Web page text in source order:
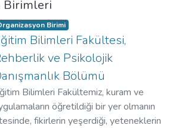
Birimleri
Birimi
Bilimleri Fakültesi,
ve Psikolojik
Bölümü
Bilimleri Fakültemiz, kuram ve
öğretildiği bir yer olmanın
fikirlerin yeşerdiği, yeteneklerin